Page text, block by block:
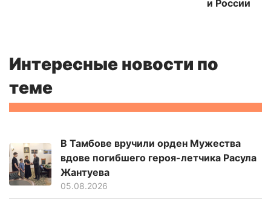
и России
Интересные новости по
теме
В Тамбове вручили орден Мужества
вдове погибшего героя-летчика Расула
Жантуева
05.08.2026